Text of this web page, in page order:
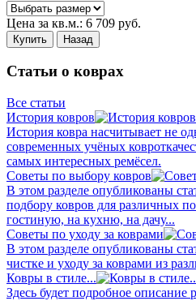
Цена за кв.м.: 6 709 руб.
Купить Назад
Статьи о коврах
Все статьи
История ковров
История ковра насчитывает не
современных учёных
самых интересных ремёсел.
Советы по выбору ковров
В этом разделе опубликованы
подбору ковров для различных
гостиную, на кухню, на дачу...
Советы по уходу за коврами
В этом разделе опубликованы
чистке и уходу за коврами из
Ковры в стиле...
Здесь будет подробное описание